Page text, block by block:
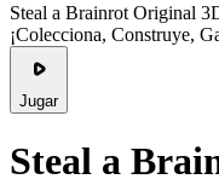
Steal a Brainrot Original
¡Colecciona, Construye,
Jugar
Steal a